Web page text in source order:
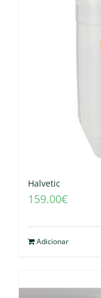
Halvetic
159.00€
Adicionar